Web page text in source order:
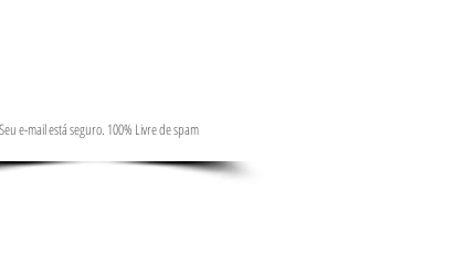
Seu e-mail está seguro. 100% Livre de spam